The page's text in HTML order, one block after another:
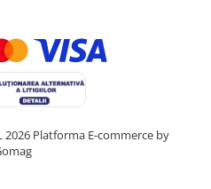
2026 Platforma E-commerce by